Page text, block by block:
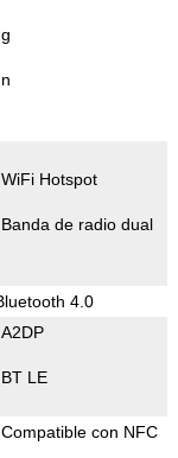
g
n
WiFi Hotspot
Banda de radio dual
4.0
A2DP
BT LE
Compatible con NFC